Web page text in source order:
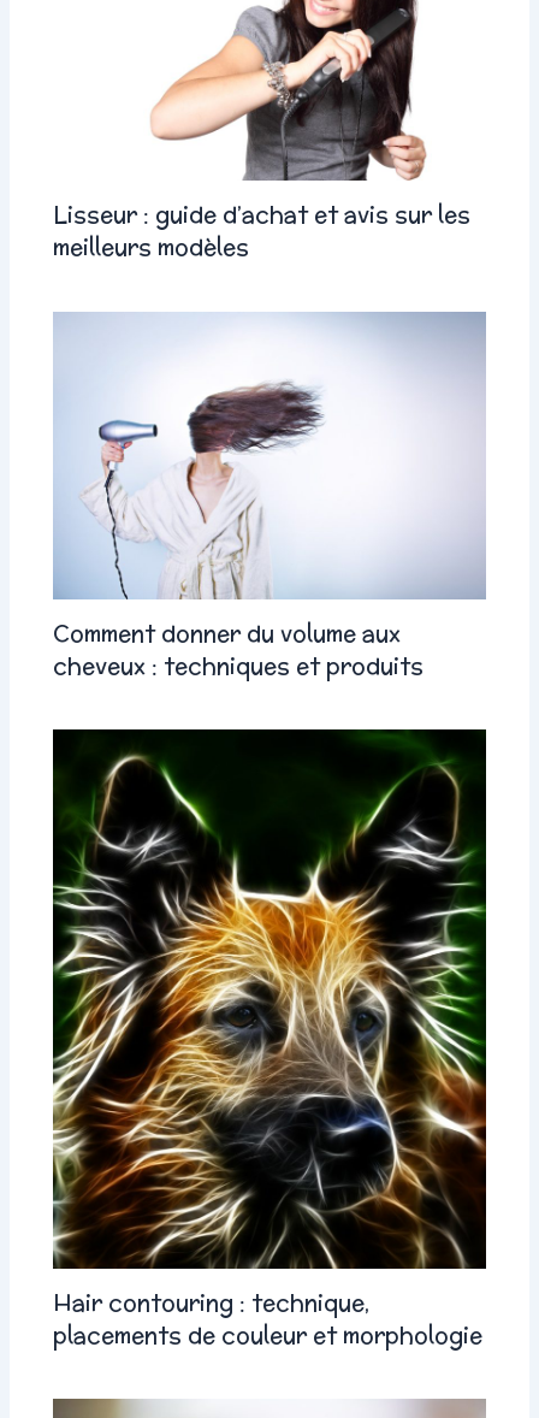
Lisseur : guide d’achat et avis sur les
meilleurs modèles
Comment donner du volume aux
cheveux : techniques et produits
Hair contouring : technique,
placements de couleur et morphologie